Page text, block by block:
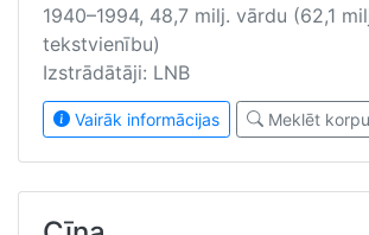
1940–1994, 48,7 milj. vārdu (62,1
tekstvienību)
Izstrādātāji: LNB
Vairāk informācijas Meklēt